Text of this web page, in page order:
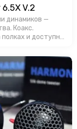
V.2
динамиков —